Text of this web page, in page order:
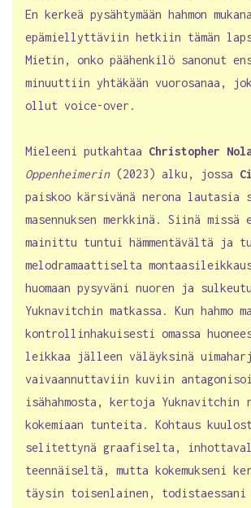
En kerkeä pysähtymään hahmon
epämiellyttäviin hetkiin tämän
Mietin, onko päähenkilö sanonut
minuuttiin yhtäkään vuorosanaa,
ollut voice-over.
Mieleeni putkahtaa Christopher
Oppenheimerin(2023) alku, jossa
paiskoo kärsivänä nerona lautasia
masennuksen merkkinä. Siinä missä
mainittu tuntui hämmentävältä ja
melodramaattiselta
huomaan pysyväni nuoren ja
Yuknavitchin matkassa. Kun hahmo
kontrollinhakuisesti omassa
leikkaa jälleen väläyksinä
vaivaannuttaviin kuviin
isähahmosta, kertoja Yuknavitchin
kokemiaan tunteita. Kohtaus
selitettynä graafiselta,
teennäiseltä, mutta kokemukseni
täysin toisenlainen, todistaessani